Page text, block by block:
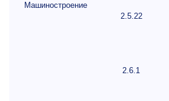
Машиностроение
2.5.22
2.6.1